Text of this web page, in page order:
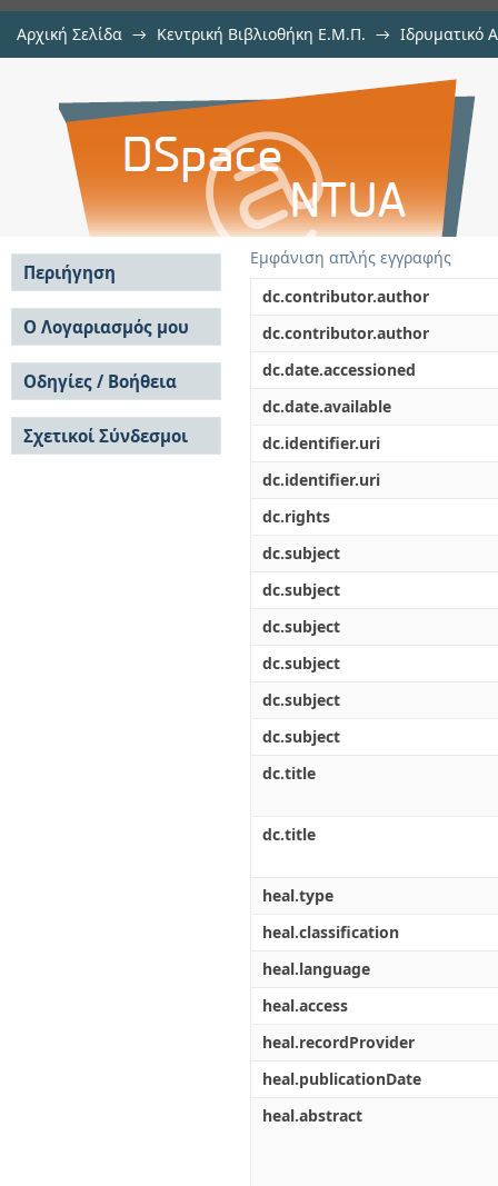
Αρχική Σελίδα → Κεντρική Βιβλιοθήκη Ε.Μ.Π. → Ιδρυματικό
Οπτική παρακολούθηση και
υπό συναρμολόγηση σε
Εμφάνιση απλής εγγραφής
dc.contributor.author
dc.contributor.author
dc.date.accessioned
dc.date.available
dc.identifier.uri
dc.identifier.uri
dc.rights
dc.subject
dc.subject
dc.subject
dc.subject
dc.subject
dc.subject
dc.title
dc.title
heal.type
heal.classification
heal.language
heal.access
heal.recordProvider
heal.publicationDate
heal.abstract
Περιήγηση
Σε όλο το DSpace
Κοινότητες & Συλλογές
Ανά Ημερομηνία
Έκδοσης
Συγγραφείς
Τίτλοι
Θέματα
Ο Λογαριασμός μου
Σύνδεση
Εγγραφή
Οδηγίες / Βοήθεια
Οδηγίες Υποβολής
Οδηγίες Χρήσης ΙΑ
Συχνές Ερωτήσεις
Σχετικοί Σύνδεσμοι